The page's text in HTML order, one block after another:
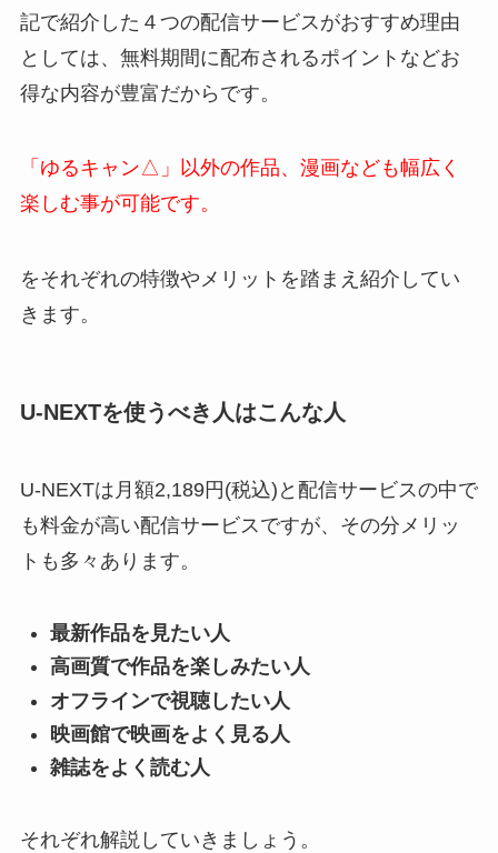
記で紹介した４つの配信サービスがおすすめ理由
としては、無料期間に配布されるポイントなどお
得な内容が豊富だからです。
「ゆるキャン△」以外の作品、漫画なども幅広く
楽しむ事が可能です。
をそれぞれの特徴やメリットを踏まえ紹介してい
きます。
U-NEXTを使うべき人はこんな人
U-NEXTは月額2,189円(税込)と配信サービスの中で
も料金が高い配信サービスですが、その分メリッ
トも多々あります。
最新作品を見たい人
高画質で作品を楽しみたい人
オフラインで視聴したい人
映画館で映画をよく見る人
雑誌をよく読む人
それぞれ解説していきましょう。